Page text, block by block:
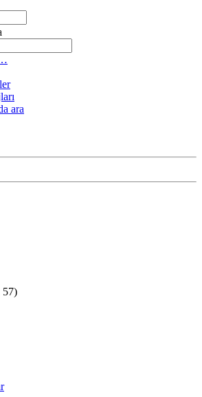
ara
57)